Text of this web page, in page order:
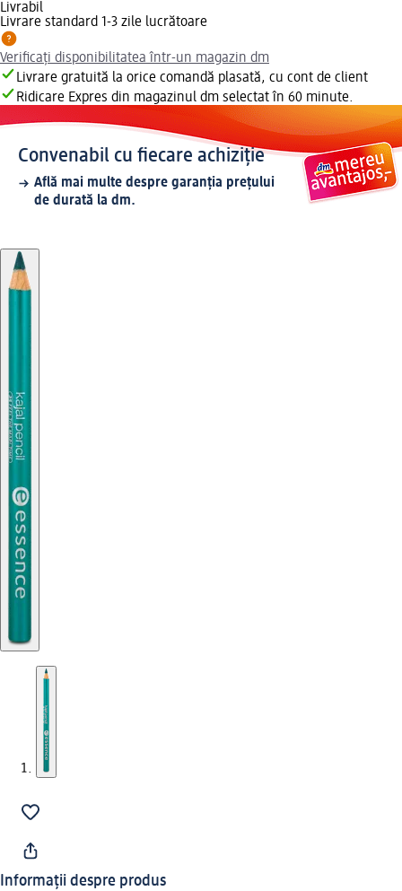
Livrabil
Livrare standard 1-3 zile lucrătoare
Verificați disponibilitatea într-un magazin dm
Livrare gratuită la orice comandă plasată, cu cont de client
Ridicare Expres din magazinul dm selectat în 60 minute.
Convenabil cu fiecare achiziție
Află mai multe despre garanția prețului
de durată la dm.
Informații despre produs